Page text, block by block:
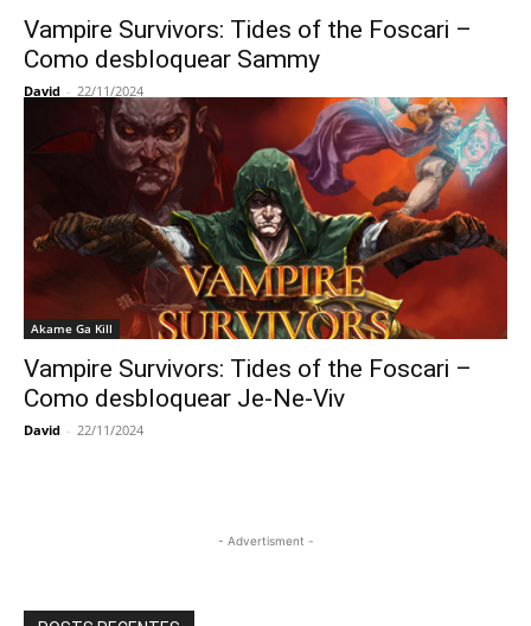
Vampire Survivors: Tides of the Foscari –
Como desbloquear Sammy
David - 22/11/2024
Akame Ga Kill
Vampire Survivors: Tides of the Foscari –
Como desbloquear Je-Ne-Viv
David - 22/11/2024
- Advertisment -